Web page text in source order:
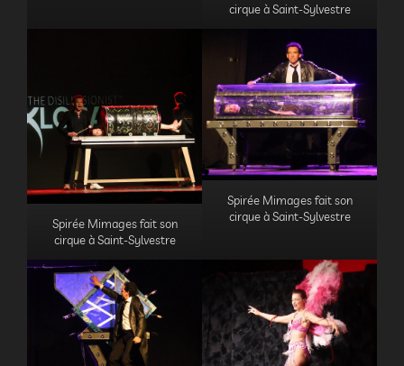
cirque à Saint-Sylvestre
Spirée Mimages fait son
cirque à Saint-Sylvestre
Spirée Mimages fait son
cirque à Saint-Sylvestre